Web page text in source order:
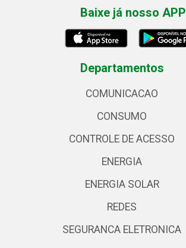
Baixe já nosso APP
Departamentos
COMUNICACAO
CONSUMO
CONTROLE DE ACESSO
ENERGIA
ENERGIA SOLAR
REDES
SEGURANCA ELETRONICA